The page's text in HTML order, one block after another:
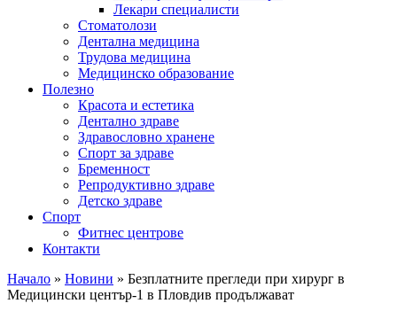
Лекари специалисти
Стоматолози
Дентална медицина
Трудова медицина
Медицинско образование
Полезно
Красота и естетика
Дентално здраве
Здравословно хранене
Спорт за здраве
Бременност
Репродуктивно здраве
Детско здраве
Спорт
Фитнес центрове
Контакти
Начало » Новини » Безплатните прегледи при хирург в
Медицински център-1 в Пловдив продължават